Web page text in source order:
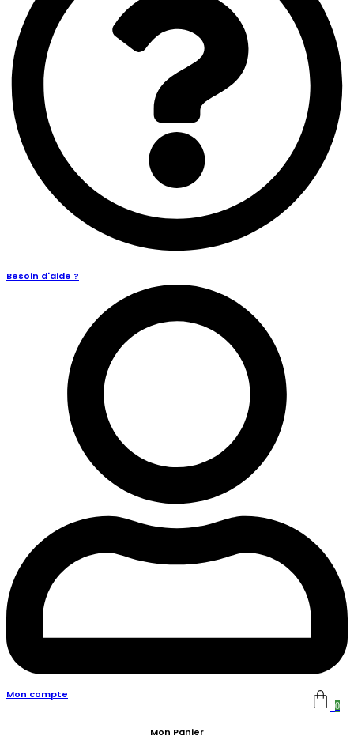
Besoin d'aide ?
Mon compte
0
Mon Panier